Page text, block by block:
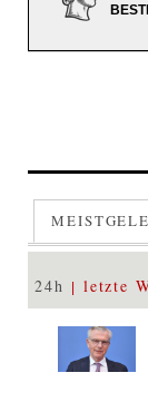
24h letzte